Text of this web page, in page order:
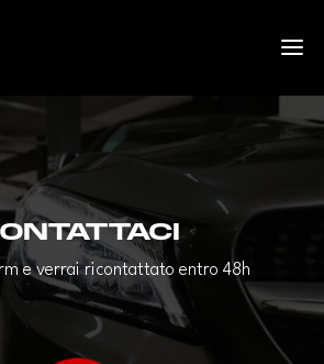
e verrai ricontattato entro 48h